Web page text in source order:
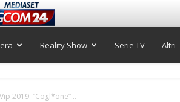
Reality Show Serie TV Altri
2019: “Cogl*one”...